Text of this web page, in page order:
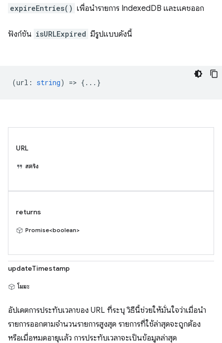
expireEntries() เพื่อนำรายการ IndexedDB และแคชออก
ฟังก์ชัน isURLExpired มีรูปแบบดังนี้
(url : string) => {...}
URL
สตริง
returns
Promise<boolean>
updateTimestamp
โมฆะ
อัปเดตการประทับเวลาของ URL ที่ระบุ วิธีนี้ช่วยให้มั่นใจว่าเมื่อนำ
รายการออกตามจำนวนรายการสูงสุด รายการที่ใช้ล่าสุดจะถูกต้อง
หรือเมื่อหมดอายุแล้ว การประทับเวลาจะเป็นข้อมูลล่าสุด